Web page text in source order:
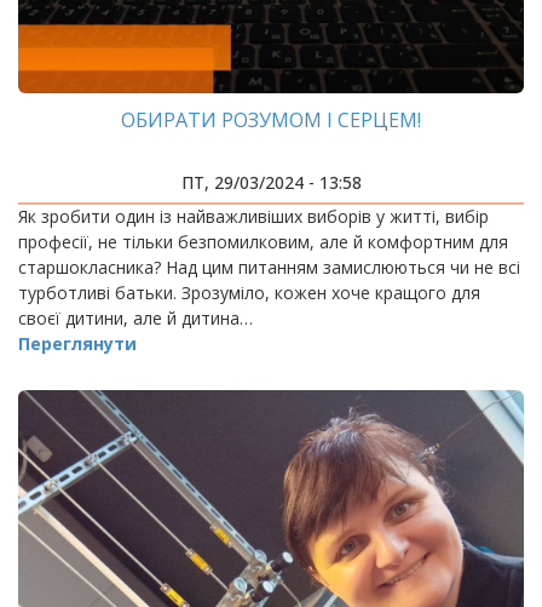
ОБИРАТИ РОЗУМОМ І СЕРЦЕМ!
ПТ, 29/03/2024 - 13:58
Як зробити один із найважливіших виборів у житті, вибір
професії, не тільки безпомилковим, але й комфортним для
старшокласника? Над цим питанням замислюються чи не всі
турботливі батьки. Зрозуміло, кожен хоче кращого для
своєї дитини, але й дитина…
Переглянути